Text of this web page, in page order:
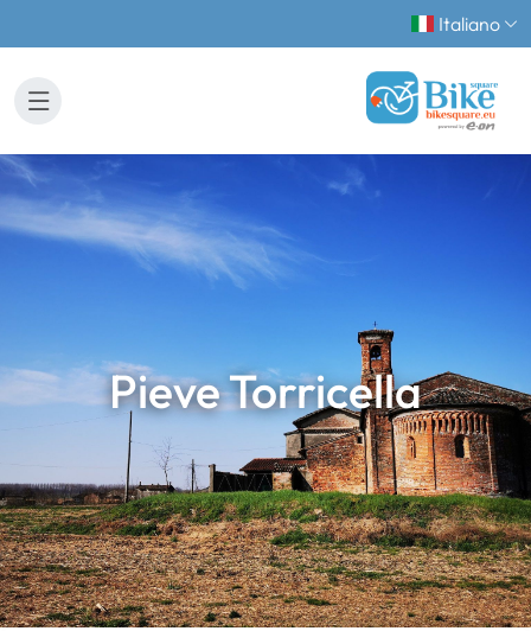
Italiano
Pieve Torricella